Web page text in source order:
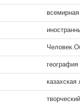
география
казахская
творческий